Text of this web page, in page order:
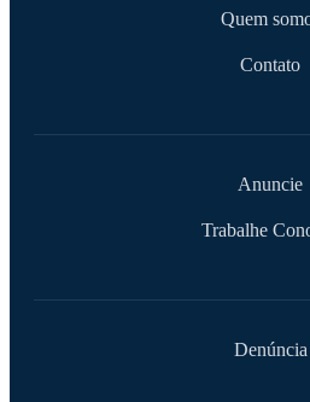
Quem
Contato
Anuncie
Trabalhe
Denúncia